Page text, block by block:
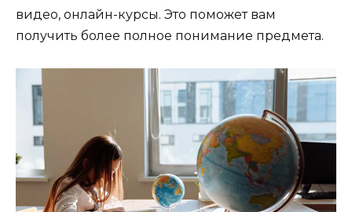
видео, онлайн-курсы. Это поможет вам
получить более полное понимание предмета.